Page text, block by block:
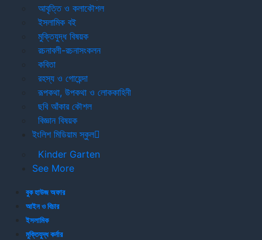
আবৃত্তি ও কলাকৌশল
ইসলামিক বই
মুক্তিযুদ্ধ বিষয়ক
রচনাবলী-রচনাসংকলন
কবিতা
রহস্য ও গোয়েন্দা
রূপকথা, উপকথা ও লোককাহিনী
ছবি আঁকার কৌশল
বিজ্ঞান বিষয়ক
ইংলিশ মিডিয়াম স্কুল
Kinder Garten
See More
বুক হাউজ অফার
আইন ও বিচার
ইসলামিক
মুক্তিযুদ্ধ কর্নার
1001-over
Sort by Payment
Cash on Delivery
Sort by Delivery Period
Sort by Discount
50% - More
40 - 49%